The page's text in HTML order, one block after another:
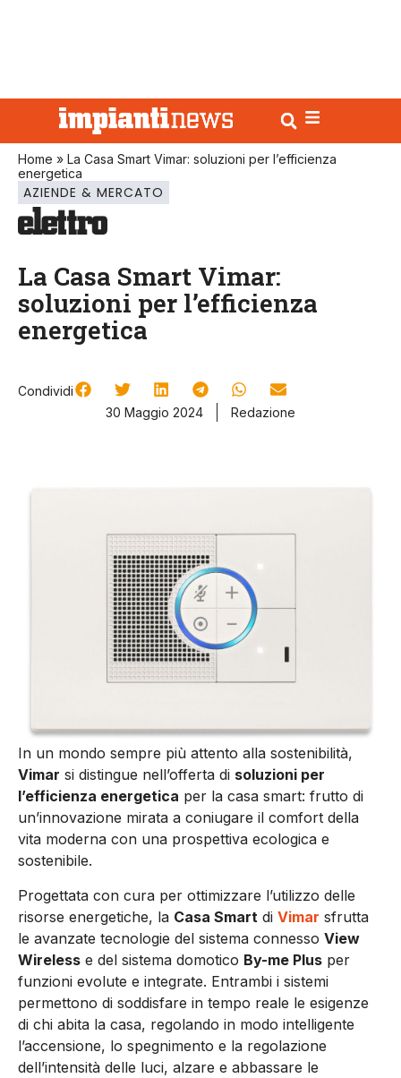
Home » La Casa Smart Vimar: soluzioni per l’efficienza
energetica
AZIENDE & MERCATO
La Casa Smart Vimar:
soluzioni per l’efficienza
energetica
Condividi
30 Maggio 2024
Redazione
In un mondo sempre più attento alla sostenibilità,
Vimar si distingue nell’offerta di soluzioni per
l’efficienza energetica per la casa smart: frutto di
un’innovazione mirata a coniugare il comfort della
vita moderna con una prospettiva ecologica e
sostenibile.
Progettata con cura per ottimizzare l’utilizzo delle
risorse energetiche, la Casa Smart di Vimar sfrutta
le avanzate tecnologie del sistema connesso View
Wireless e del sistema domotico By-me Plus per
funzioni evolute e integrate. Entrambi i sistemi
permettono di soddisfare in tempo reale le esigenze
di chi abita la casa, regolando in modo intelligente
l’accensione, lo spegnimento e la regolazione
dell’intensità delle luci, alzare e abbassare le